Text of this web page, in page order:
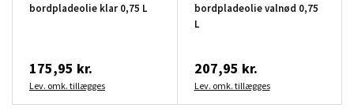
bordpladeolie klar 0,75 L
175,95 kr.
Lev. omk. tillægges
bordpladeolie valnød 0,75
L
207,95 kr.
Lev. omk. tillægges